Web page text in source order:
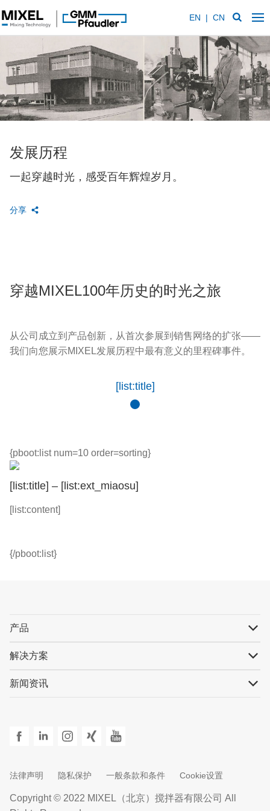
EN | CN
发展历程
一起穿越时光，感受百年辉煌岁月。
分享
穿越MIXEL100年历史的时光之旅
从公司成立到产品创新，从首次参展到销售网络的扩张——
我们向您展示MIXEL发展历程中最有意义的里程碑事件。
[list:title]
{pboot:list num=10 order=sorting}
[list:title] – [list:ext_miaosu]
[list:content]
{/pboot:list}
产品
解决方案
新闻资讯
法律声明 隐私保护 一般条款和条件 Cookie设置
Copyright © 2022 MIXEL（北京）搅拌器有限公司 All